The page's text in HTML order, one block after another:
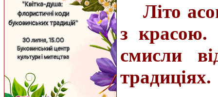
Літо
з красою.
смисли
традиціях.